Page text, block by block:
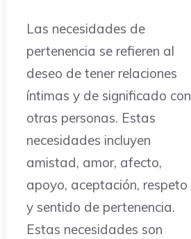
Las necesidades de
pertenencia se refieren al
deseo de tener relaciones
íntimas y de significado con
otras personas. Estas
necesidades incluyen
amistad, amor, afecto,
apoyo, aceptación, respeto
y sentido de pertenencia.
Estas necesidades son